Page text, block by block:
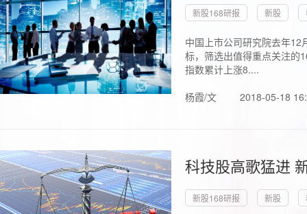
新股168研报 新股
中国上市公司研究院去年
标，筛选出值得重点关注的
指数累计上涨8....
杨霞/文
2018-05-18
科技股高歌猛进
新股168研报 新股